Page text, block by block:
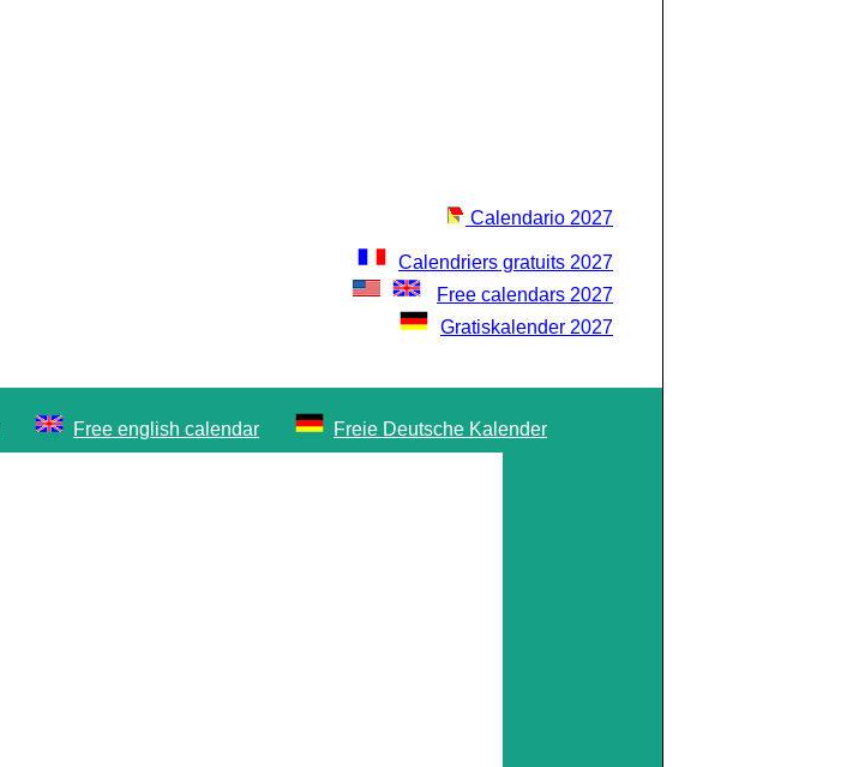
Calendario 2027
Calendriers gratuits 2027
Free calendars 2027
Gratiskalender 2027
Free english calendar Freie Deutsche Kalender